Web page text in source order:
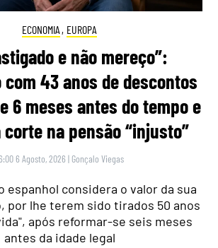
ECONOMIA , EUROPA
e não mereço”:
43 anos de descontos
6 meses antes do tempo e
na pensão “injusto”
6 Agosto, 2026 | Gonçalo Viegas
espanhol considera o valor da sua
por lhe terem sido tirados 50 anos
após reformar-se seis meses
antes da idade legal